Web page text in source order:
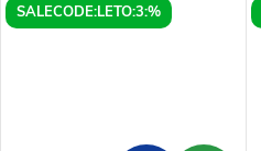
SALECODE:LETO:3:%